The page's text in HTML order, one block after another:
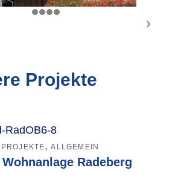
Projekte
,ALLGEMEIN
Radeberg